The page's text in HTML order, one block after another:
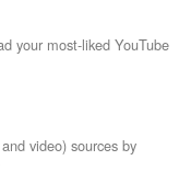
your most-liked YouTube
video) sources by